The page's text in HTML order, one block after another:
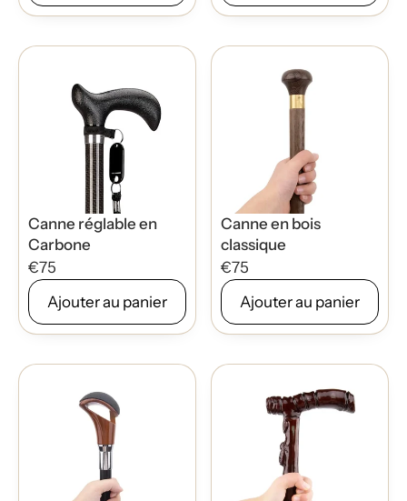
Canne réglable en
Carbone
€75
Ajouter au panier
Canne en bois
classique
€75
Ajouter au panier